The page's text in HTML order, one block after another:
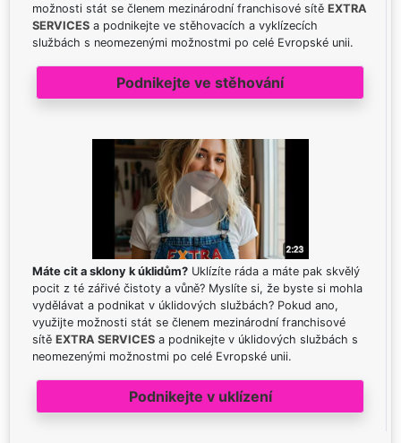
možnosti stát se členem mezinárodní franchisové sítě EXTRA
SERVICES a podnikejte ve stěhovacích a vyklízecích
službách s neomezenými možnostmi po celé Evropské unii.
Podnikejte ve stěhování
Máte cit a sklony k úklidům? Uklízíte ráda a máte pak skvělý
pocit z té zářivé čistoty a vůně? Myslíte si, že byste si mohla
vydělávat a podnikat v úklidových službách? Pokud ano,
využijte možnosti stát se členem mezinárodní franchisové
sítě EXTRA SERVICES a podnikejte v úklidových službách s
neomezenými možnostmi po celé Evropské unii.
Podnikejte v uklízení